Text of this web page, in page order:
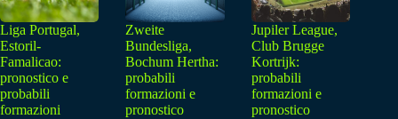
Liga Portugal,
Estoril-
Famalicao:
pronostico e
probabili
formazioni
Zweite
Bundesliga,
Bochum Hertha:
probabili
formazioni e
pronostico
Jupiler League,
Club Brugge
Kortrijk:
probabili
formazioni e
pronostico